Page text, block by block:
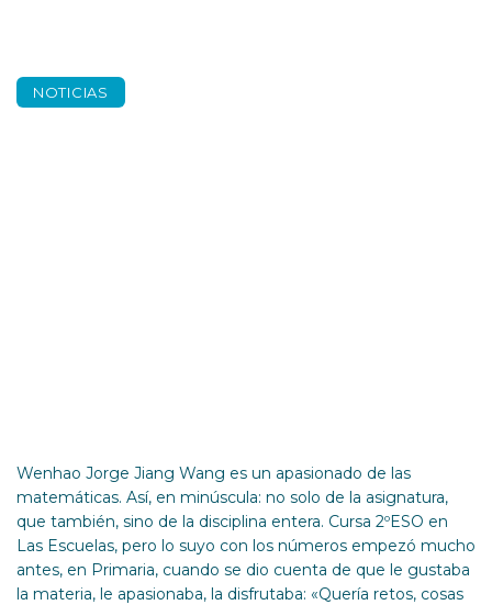
NOTICIAS
Wenhao Jorge Jiang Wang es un apasionado de las
matemáticas. Así, en minúscula: no solo de la asignatura,
que también, sino de la disciplina entera. Cursa 2ºESO en
Las Escuelas, pero lo suyo con los números empezó mucho
antes, en Primaria, cuando se dio cuenta de que le gustaba
la materia, le apasionaba, la disfrutaba: «Quería retos, cosas